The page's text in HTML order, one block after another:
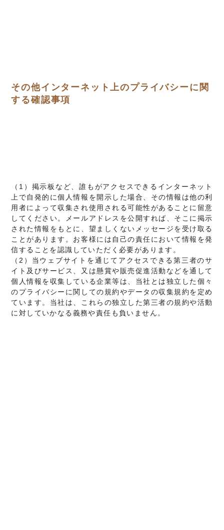
その他インターネット上のプライバシーに関
する確認事項
（1）掲示板など、誰もがアクセスできるインターネット
上で自発的に個人情報を開示した場合、その情報は他の利
用者によって収集され使用される可能性があることに留意
してください。メールアドレスを公開すれば、そこに掲示
された情報をもとに、望ましくないメッセージを受け取る
ことがあります。お客様には自己の責任において情報を発
信することを認識していただく必要があります。
（2）当ウェブサイトを通じてアクセスできる第三者のサ
イト及びサービス、又は懸賞や販売促進活動などを通して
個人情報を収集している企業等は、当社とは独立した個々
のプライバシーに関しての規約やデータの収集規約を定め
ています。当社は、これらの独立した第三者の規約や活動
に対していかなる義務や責任も負いません。